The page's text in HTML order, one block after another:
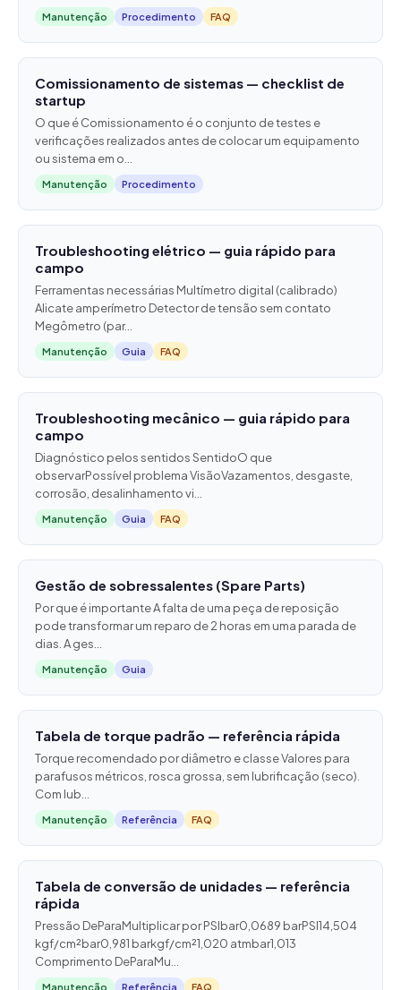
Manutenção Procedimento FAQ
Comissionamento de sistemas — checklist de
startup
O que é Comissionamento é o conjunto de testes e
verificações realizados antes de colocar um equipamento
ou sistema em o...
Manutenção Procedimento
Troubleshooting elétrico — guia rápido para
campo
Ferramentas necessárias Multímetro digital (calibrado)
Alicate amperímetro Detector de tensão sem contato
Megômetro (par...
Manutenção Guia FAQ
Troubleshooting mecânico — guia rápido para
campo
Diagnóstico pelos sentidos SentidoO que
observarPossível problema VisãoVazamentos, desgaste,
corrosão, desalinhamento vi...
Manutenção Guia FAQ
Gestão de sobressalentes (Spare Parts)
Por que é importante A falta de uma peça de reposição
pode transformar um reparo de 2 horas em uma parada de
dias. A ges...
Manutenção Guia
Tabela de torque padrão — referência rápida
Torque recomendado por diâmetro e classe Valores para
parafusos métricos, rosca grossa, sem lubrificação (seco).
Com lub...
Manutenção Referência FAQ
Tabela de conversão de unidades — referência
rápida
Pressão DeParaMultiplicar por PSIbar0,0689 barPSI14,504
kgf/cm²bar0,981 barkgf/cm²1,020 atmbar1,013
Comprimento DeParaMu...
Manutenção Referência FAQ